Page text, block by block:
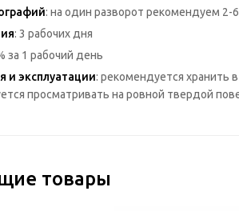
: на один разворот рекомендуем
: 3 рабочих дня
за 1 рабочий день
и эксплуатации: рекомендуется хранить
просматривать на ровной твердой
товары